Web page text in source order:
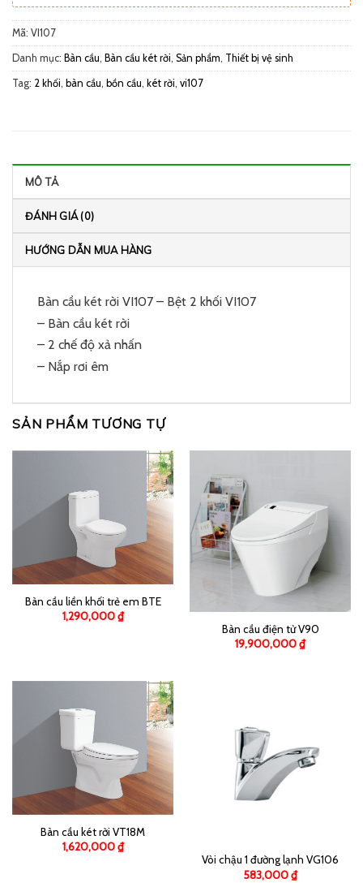
Mã: VI107
Danh mục: Bàn cầu, Bàn cầu két rời, Sản phẩm, Thiết bị vệ sinh
Tag: 2 khối, bàn cầu, bồn cầu, két rời, vi107
MÔ TẢ
ĐÁNH GIÁ (0)
HƯỚNG DẪN MUA HÀNG
Bàn cầu két rời VI107 – Bệt 2 khối VI107
– Bàn cầu két rời
– 2 chế độ xả nhấn
– Nắp rơi êm
SẢN PHẨM TƯƠNG TỰ
Bàn cầu liền khối trẻ em BTE
1,290,000₫
Bàn cầu điện tử V90
19,900,000₫
Bàn cầu két rời VT18M
1,620,000₫
Vòi chậu 1 đường lạnh VG106
583,000₫